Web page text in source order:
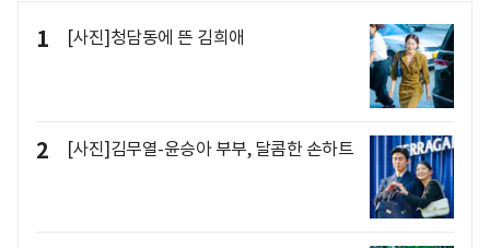
1 [사진]청담동에 뜬 김희애
2 [사진]김무열-윤승아 부부, 달콤한 손하트